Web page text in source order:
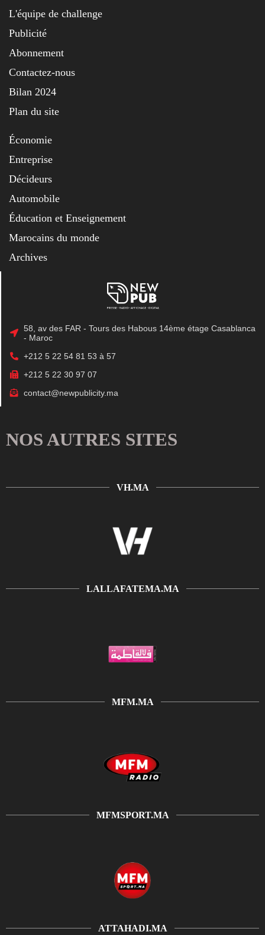
L'équipe de challenge
Publicité
Abonnement
Contactez-nous
Bilan 2024
Plan du site
Économie
Entreprise
Décideurs
Automobile
Éducation et Enseignement
Marocains du monde
Archives
58, av des FAR - Tours des Habous 14ème étage Casablanca
- Maroc
+212 5 22 54 81 53 à 57
+212 5 22 30 97 07
contact@newpublicity.ma
NOS AUTRES SITES
VH.MA
LALLAFATEMA.MA
MFM.MA
MFMSPORT.MA
ATTAHADI.MA